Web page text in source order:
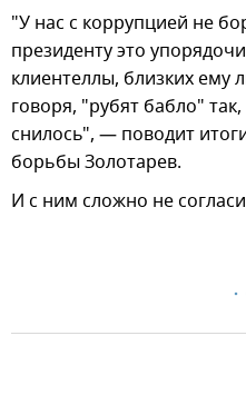
"У нас с коррупцией не
президенту это
клиентеллы, близких ему
говоря, "рубят бабло"
снилось", — поводит
борьбы Золотарев.
И с ним сложно не